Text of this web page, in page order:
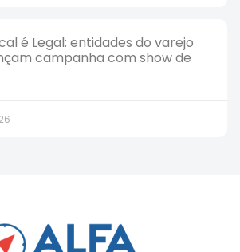
é Legal: entidades do varejo
campanha com show de